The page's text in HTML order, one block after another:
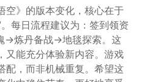
空》的版本变化，核心在于
每日流程建议为：签到领资
→炼丹备战→地毯探索。这
又能充分体验新内容。游戏
配，而非机械重复。希望这